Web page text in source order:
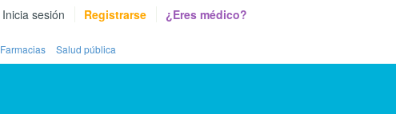
Inicia sesión Registrarse ¿Eres médico?
Farmacias Salud pública